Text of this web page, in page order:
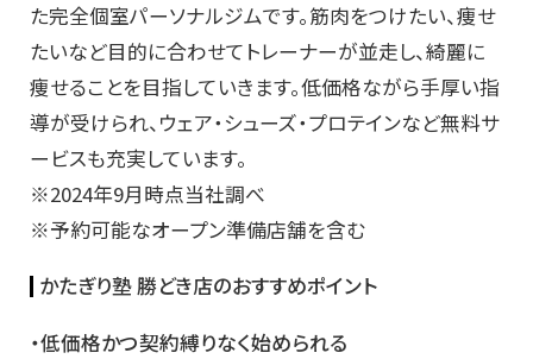
た完全個室パーソナルジムです。筋肉をつけたい、痩せ
たいなど目的に合わせてトレーナーが並走し、綺麗に
痩せることを目指していきます。低価格ながら手厚い指
導が受けられ、ウェア・シューズ・プロテインなど無料サ
ービスも充実しています。
※2024年9月時点当社調べ
※予約可能なオープン準備店舗を含む
かたぎり塾 勝どき店のおすすめポイント
・低価格かつ契約縛りなく始められる